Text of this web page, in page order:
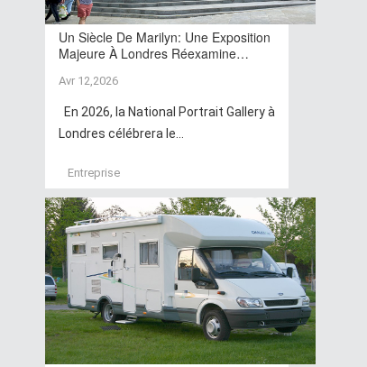
Un Siècle De Marilyn: Une Exposition
Majeure À Londres Réexamine…
Avr 12,2026
En 2026, la National Portrait Gallery à
Londres célébrera le...
Entreprise